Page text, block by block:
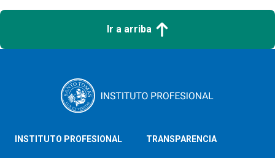
Ir a arriba
INSTITUTO PROFESIONAL TRANSPARENCIA